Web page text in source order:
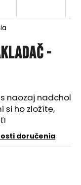
-
naozaj nadchol
si ho zložíte,
doručenia